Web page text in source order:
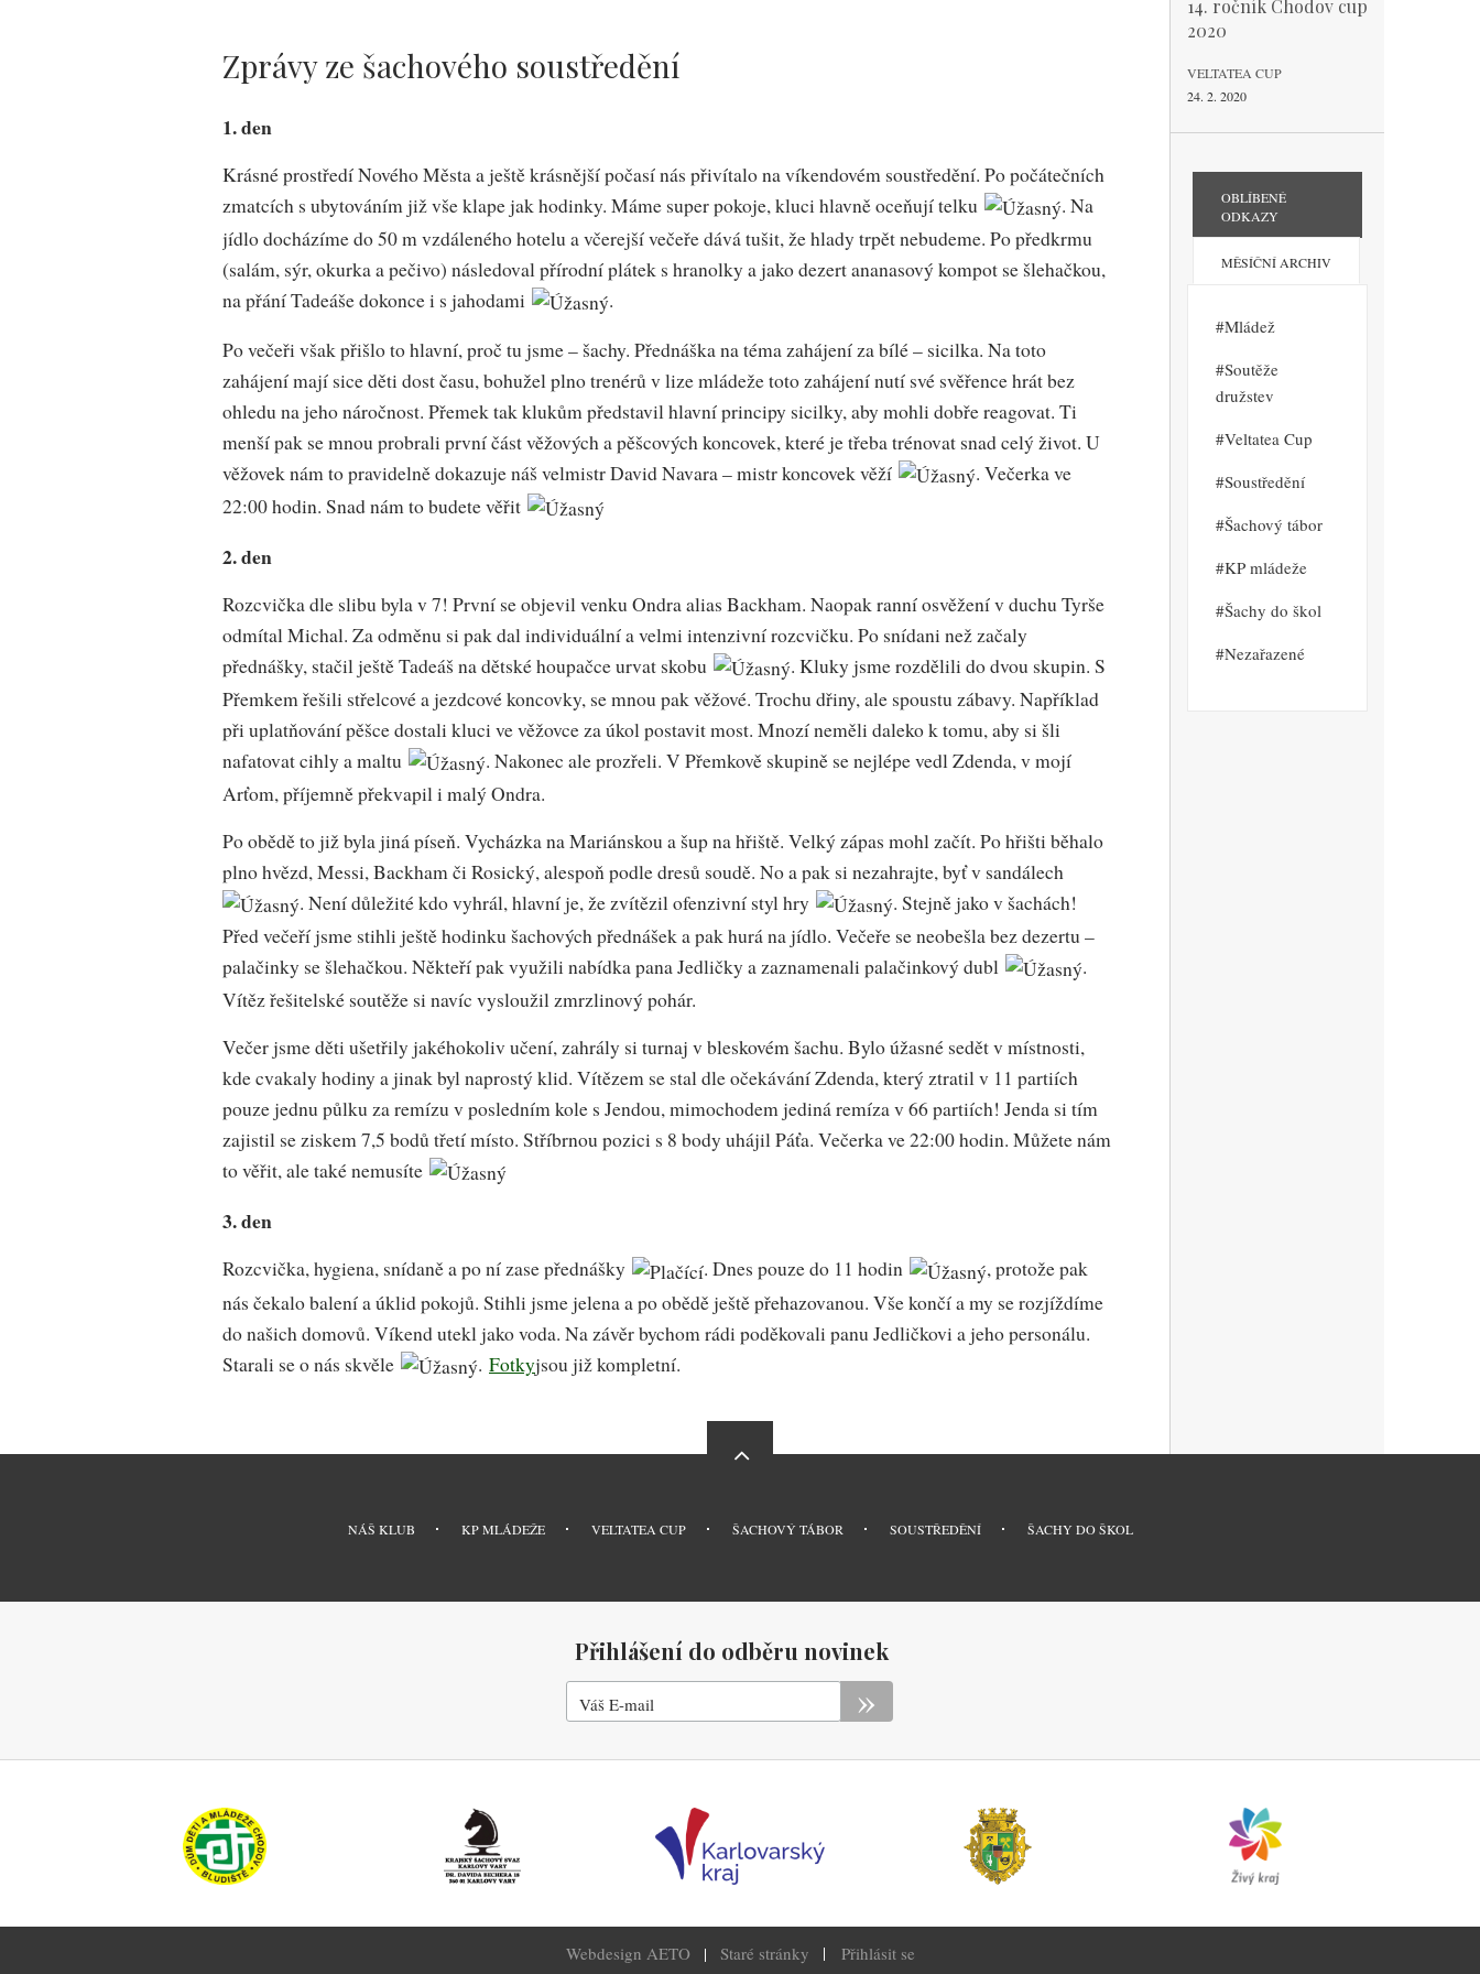
Zprávy ze šachového soustředění
1. den
Krásné prostředí Nového Města a ještě krásnější počasí nás přivítalo na víkendovém soustředění. Po počátečních
zmatcích s ubytováním již vše klape jak hodinky. Máme super pokoje, kluci hlavně oceňují telku
. Na
jídlo docházíme do 50 m vzdáleného hotelu a včerejší večeře dává tušit, že hlady trpět nebudeme. Po předkrmu
(salám, sýr, okurka a pečivo) následoval přírodní plátek s hranolky a jako dezert ananasový kompot se šlehačkou,
na přání Tadeáše dokonce i s jahodami
.
Po večeři však přišlo to hlavní, proč tu jsme – šachy. Přednáška na téma zahájení za bílé – sicilka. Na toto
zahájení mají sice děti dost času, bohužel plno trenérů v lize mládeže toto zahájení nutí své svěřence hrát bez
ohledu na jeho náročnost. Přemek tak klukům představil hlavní principy sicilky, aby mohli dobře reagovat. Ti
menší pak se mnou probrali první část věžových a pěšcových koncovek, které je třeba trénovat snad celý život. U
věžovek nám to pravidelně dokazuje náš velmistr David Navara – mistr koncovek věží
. Večerka ve
22:00 hodin. Snad nám to budete věřit
2. den
Rozcvička dle slibu byla v 7! První se objevil venku Ondra alias Backham. Naopak ranní osvěžení v duchu Tyrše
odmítal Michal. Za odměnu si pak dal individuální a velmi intenzivní rozcvičku. Po snídani než začaly
přednášky, stačil ještě Tadeáš na dětské houpačce urvat skobu
. Kluky jsme rozdělili do dvou skupin. S
Přemkem řešili střelcové a jezdcové koncovky, se mnou pak věžové. Trochu dřiny, ale spoustu zábavy. Například
při uplatňování pěšce dostali kluci ve věžovce za úkol postavit most. Mnozí neměli daleko k tomu, aby si šli
nafatovat cihly a maltu
. Nakonec ale prozřeli. V Přemkově skupině se nejlépe vedl Zdenda, v mojí
Arťom, příjemně překvapil i malý Ondra.
Po obědě to již byla jiná píseň. Vycházka na Mariánskou a šup na hřiště. Velký zápas mohl začít. Po hřišti běhalo
plno hvězd, Messi, Backham či Rosický, alespoň podle dresů soudě. No a pak si nezahrajte, byť v sandálech
. Není důležité kdo vyhrál, hlavní je, že zvítězil ofenzivní styl hry
. Stejně jako v šachách!
Před večeří jsme stihli ještě hodinku šachových přednášek a pak hurá na jídlo. Večeře se neobešla bez dezertu –
palačinky se šlehačkou. Někteří pak využili nabídka pana Jedličky a zaznamenali palačinkový dubl
.
Vítěz řešitelské soutěže si navíc vysloužil zmrzlinový pohár.
Večer jsme děti ušetřily jakéhokoliv učení, zahrály si turnaj v bleskovém šachu. Bylo úžasné sedět v místnosti,
kde cvakaly hodiny a jinak byl naprostý klid. Vítězem se stal dle očekávání Zdenda, který ztratil v 11 partiích
pouze jednu půlku za remízu v posledním kole s Jendou, mimochodem jediná remíza v 66 partiích! Jenda si tím
zajistil se ziskem 7,5 bodů třetí místo. Stříbrnou pozici s 8 body uhájil Páťa. Večerka ve 22:00 hodin. Můžete nám
to věřit, ale také nemusíte
3. den
Rozcvička, hygiena, snídaně a po ní zase přednášky . Dnes pouze do 11 hodin
, protože pak
nás čekalo balení a úklid pokojů. Stihli jsme jelena a po obědě ještě přehazovanou. Vše končí a my se rozjíždíme
do našich domovů. Víkend utekl jako voda. Na závěr bychom rádi poděkovali panu Jedličkovi a jeho personálu.
Starali se o nás skvěle
. Fotkyjsou již kompletní.
14. ročník Chodov cup
2020
VELTATEA CUP
24. 2. 2020
OBLÍBENÉ
ODKAZY
MĚSÍČNÍ ARCHIV
Mládež
Soutěže
družstev
Veltatea Cup
Soustředění
Šachový tábor
KP mládeže
Šachy do škol
Nezařazené
NÁŠ KLUB KP MLÁDEŽE VELTATEA CUP ŠACHOVÝ TÁBOR SOUSTŘEDĚNÍ ŠACHY DO ŠKOL
Přihlášení do odběru novinek
Váš E-mail
Webdesign AETO | Staré stránky Menu
Přihlásit se